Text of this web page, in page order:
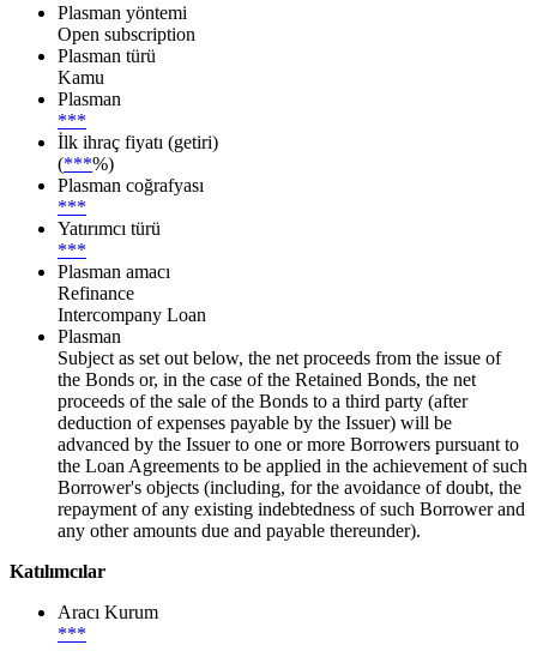
Plasman yöntemi
Open subscription
Plasman türü
Kamu
Plasman
***
İlk ihraç fiyatı (getiri)
(***%)
Plasman coğrafyası
***
Yatırımcı türü
***
Plasman amacı
Refinance
Intercompany Loan
Plasman
Subject as set out below, the net proceeds from the issue of
the Bonds or, in the case of the Retained Bonds, the net
proceeds of the sale of the Bonds to a third party (after
deduction of expenses payable by the Issuer) will be
advanced by the Issuer to one or more Borrowers pursuant to
the Loan Agreements to be applied in the achievement of such
Borrower's objects (including, for the avoidance of doubt, the
repayment of any existing indebtedness of such Borrower and
any other amounts due and payable thereunder).
Katılımcılar
Aracı Kurum
***